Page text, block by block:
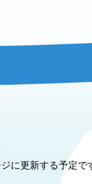
に更新する予定で